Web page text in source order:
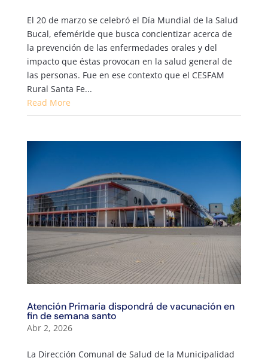
El 20 de marzo se celebró el Día Mundial de la Salud
Bucal, efeméride que busca concientizar acerca de
la prevención de las enfermedades orales y del
impacto que éstas provocan en la salud general de
las personas. Fue en ese contexto que el CESFAM
Rural Santa Fe...
Read More
Atención Primaria dispondrá de vacunación en
fin de semana santo
Abr 2, 2026
La Dirección Comunal de Salud de la Municipalidad